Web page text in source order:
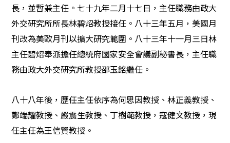
長，並暫兼主任。七十九年二月十七日，主任職務由政大
外交研究所所長林碧炤教授接任。八十三年五月，美國月
刊改為美歐月刊以擴大研究範圍。八十三年十一月三日林
主任碧炤奉派擔任總統府國家安全會議副秘書長，主任職
務由政大外交研究所教授邵玉銘繼任。
八十八年後，歷任主任依序為何思因教授、林正義教授、
鄭端耀教授、嚴震生教授、丁樹範教授，寇健文教授，現
任主任為王信賢教授。